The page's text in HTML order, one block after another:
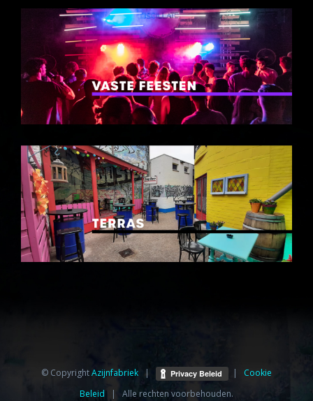
© CopyrightAzijnfabriek⁩ | | Cookie
Beleid | Alle rechten voorbehouden.